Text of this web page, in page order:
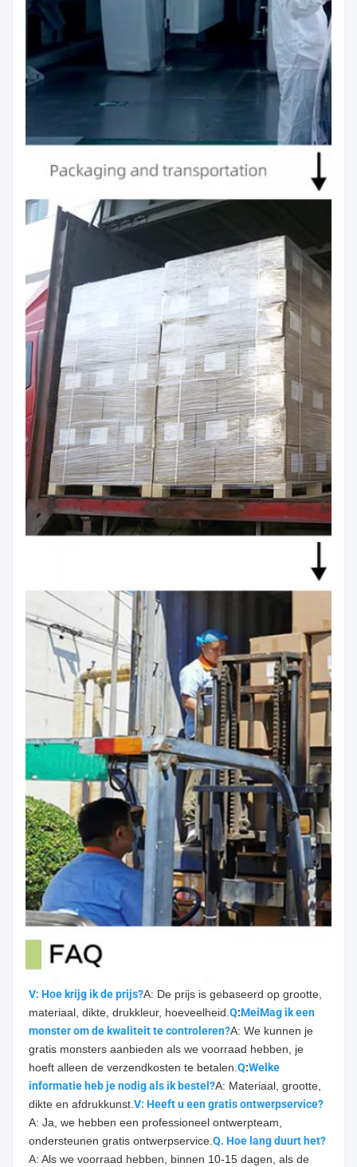
V: Hoe krijg ik de prijs?A: De prijs is gebaseerd op grootte,
materiaal, dikte, drukkleur, hoeveelheid. Q:MeiMag ik een
monster om de kwaliteit te controleren?A: We kunnen je
gratis monsters aanbieden als we voorraad hebben, je
hoeft alleen de verzendkosten te betalen. Q:Welke
informatie heb je nodig als ik bestel?A: Materiaal, grootte,
dikte en afdrukkunst. V: Heeft u een gratis ontwerpservice?
A: Ja, we hebben een professioneel ontwerpteam,
ondersteunen gratis ontwerpservice. Q. Hoe lang duurt het?
A: Als we voorraad hebben, binnen 10-15 dagen, als de